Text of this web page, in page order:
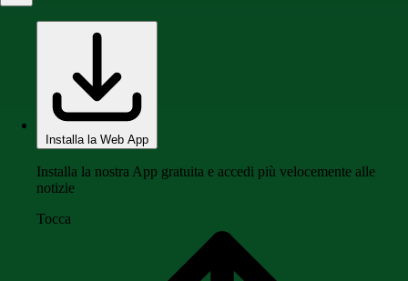
Installa la Web App
Installa la nostra App gratuita e accedi più velocemente alle
notizie
Tocca